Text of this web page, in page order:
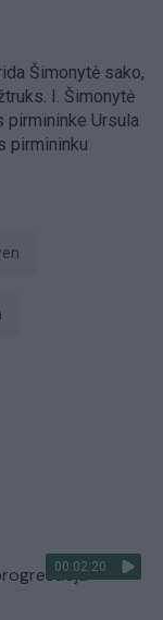
Šimonytė sako,
I. Šimonytė
Ursula
pirmininku
00:02:20